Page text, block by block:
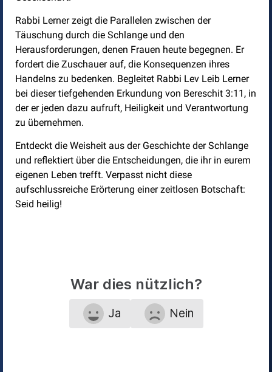
Rabbi Lerner zeigt die Parallelen zwischen der
Täuschung durch die Schlange und den
Herausforderungen, denen Frauen heute begegnen. Er
fordert die Zuschauer auf, die Konsequenzen ihres
Handelns zu bedenken. Begleitet Rabbi Lev Leib Lerner
bei dieser tiefgehenden Erkundung von Bereschit 3:11, in
der er jeden dazu aufruft, Heiligkeit und Verantwortung
zu übernehmen.
Entdeckt die Weisheit aus der Geschichte der Schlange
und reflektiert über die Entscheidungen, die ihr in eurem
eigenen Leben trefft. Verpasst nicht diese
aufschlussreiche Erörterung einer zeitlosen Botschaft:
Seid heilig!
War dies nützlich?
Ja Nein